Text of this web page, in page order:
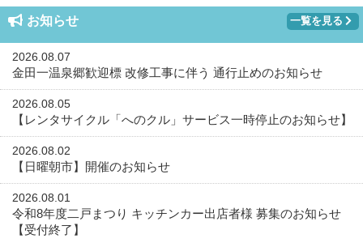
お知らせ 一覧を見る
2026.08.07
金田一温泉郷歓迎標 改修工事に伴う 通行止めのお知らせ
2026.08.05
【レンタサイクル「へのクル」サービス一時停止のお知らせ】
2026.08.02
【日曜朝市】開催のお知らせ
2026.08.01
令和8年度二戸まつり キッチンカー出店者様 募集のお知らせ
【受付終了】